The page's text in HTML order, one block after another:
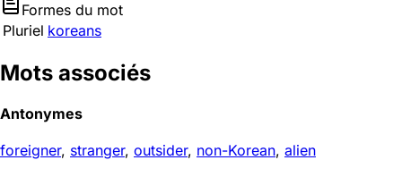
Formes du mot
Pluriel koreans
Mots associés
Antonymes
foreigner, stranger, outsider, non-Korean, alien